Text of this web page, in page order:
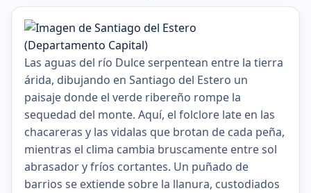
Las aguas del río Dulce serpentean entre la tierra
árida, dibujando en Santiago del Estero un
paisaje donde el verde ribereño rompe la
sequedad del monte. Aquí, el folclore late en las
chacareras y las vidalas que brotan de cada peña,
mientras el clima cambia bruscamente entre sol
abrasador y fríos cortantes. Un puñado de
barrios se extiende sobre la llanura, custodiados